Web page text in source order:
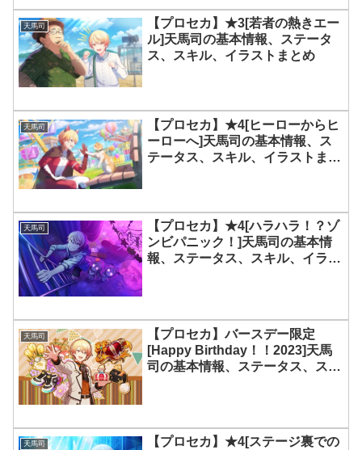
天馬司
【プロセカ】★3[若者の熱きエー
ル]天馬司の基本情報、ステータ
ス、スキル、イラストまとめ
天馬司
【プロセカ】★4[ヒーローからヒ
ーローへ]天馬司の基本情報、ス
テータス、スキル、イラストまと
天馬司
【プロセカ】★4[ハラハラ！？ゾ
ンビパニック！]天馬司の基本情
報、ステータス、スキル、イラス
天馬司
【プロセカ】バースデー限定
[Happy Birthday！！2023]天馬
司の基本情報、ステータス、スキ
天馬司
【プロセカ】★4[ステージ裏での